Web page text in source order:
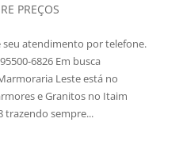
PREÇOS
atendimento por telefone.
6826 Em busca
Leste está no
e Granitos no Itaim
trazendo sempre...